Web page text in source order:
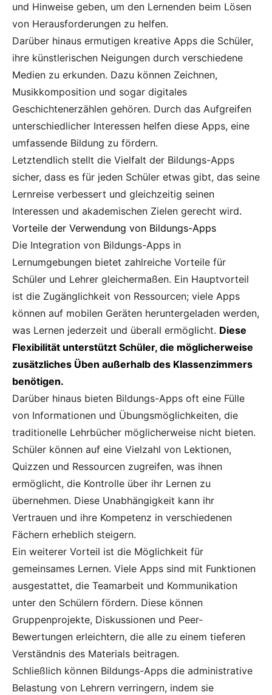
und Hinweise geben, um den Lernenden beim Lösen
von Herausforderungen zu helfen.
Darüber hinaus ermutigen kreative Apps die Schüler,
ihre künstlerischen Neigungen durch verschiedene
Medien zu erkunden. Dazu können Zeichnen,
Musikkomposition und sogar digitales
Geschichtenerzählen gehören. Durch das Aufgreifen
unterschiedlicher Interessen helfen diese Apps, eine
umfassende Bildung zu fördern.
Letztendlich stellt die Vielfalt der Bildungs-Apps
sicher, dass es für jeden Schüler etwas gibt, das seine
Lernreise verbessert und gleichzeitig seinen
Interessen und akademischen Zielen gerecht wird.
Vorteile der Verwendung von Bildungs-Apps
Die Integration von Bildungs-Apps in
Lernumgebungen bietet zahlreiche Vorteile für
Schüler und Lehrer gleichermaßen. Ein Hauptvorteil
ist die Zugänglichkeit von Ressourcen; viele Apps
können auf mobilen Geräten heruntergeladen werden,
was Lernen jederzeit und überall ermöglicht. Diese
Flexibilität unterstützt Schüler, die möglicherweise
zusätzliches Üben außerhalb des Klassenzimmers
benötigen.
Darüber hinaus bieten Bildungs-Apps oft eine Fülle
von Informationen und Übungsmöglichkeiten, die
traditionelle Lehrbücher möglicherweise nicht bieten.
Schüler können auf eine Vielzahl von Lektionen,
Quizzen und Ressourcen zugreifen, was ihnen
ermöglicht, die Kontrolle über ihr Lernen zu
übernehmen. Diese Unabhängigkeit kann ihr
Vertrauen und ihre Kompetenz in verschiedenen
Fächern erheblich steigern.
Ein weiterer Vorteil ist die Möglichkeit für
gemeinsames Lernen. Viele Apps sind mit Funktionen
ausgestattet, die Teamarbeit und Kommunikation
unter den Schülern fördern. Diese können
Gruppenprojekte, Diskussionen und Peer-
Bewertungen erleichtern, die alle zu einem tieferen
Verständnis des Materials beitragen.
Schließlich können Bildungs-Apps die administrative
Belastung von Lehrern verringern, indem sie